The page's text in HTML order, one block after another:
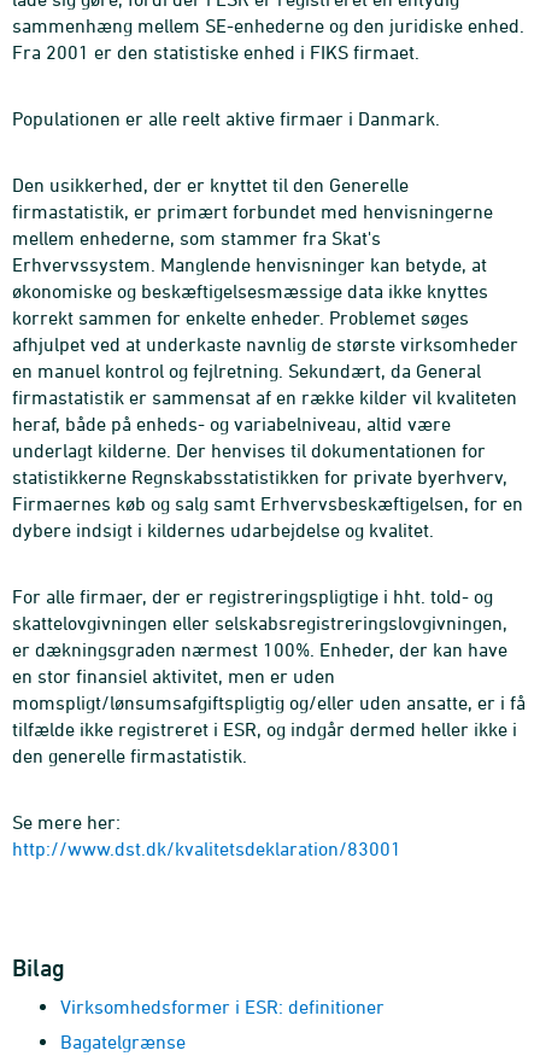
sammenhæng mellem SE-enhederne og den juridiske enhed.
Fra 2001 er den statistiske enhed i FIKS firmaet.
Populationen er alle reelt aktive firmaer i Danmark.
Den usikkerhed, der er knyttet til den Generelle
firmastatistik, er primært forbundet med henvisningerne
mellem enhederne, som stammer fra Skat's
Erhvervssystem. Manglende henvisninger kan betyde, at
økonomiske og beskæftigelsesmæssige data ikke knyttes
korrekt sammen for enkelte enheder. Problemet søges
afhjulpet ved at underkaste navnlig de største virksomheder
en manuel kontrol og fejlretning. Sekundært, da General
firmastatistik er sammensat af en række kilder vil kvaliteten
heraf, både på enheds- og variabelniveau, altid være
underlagt kilderne. Der henvises til dokumentationen for
statistikkerne Regnskabsstatistikken for private byerhverv,
Firmaernes køb og salg samt Erhvervsbeskæftigelsen, for en
dybere indsigt i kildernes udarbejdelse og kvalitet.
For alle firmaer, der er registreringspligtige i hht. told- og
skattelovgivningen eller selskabsregistreringslovgivningen,
er dækningsgraden nærmest 100%. Enheder, der kan have
en stor finansiel aktivitet, men er uden
momspligt/lønsumsafgiftspligtig og/eller uden ansatte, er i få
tilfælde ikke registreret i ESR, og indgår dermed heller ikke i
den generelle firmastatistik.
Se mere her:
http://www.dst.dk/kvalitetsdeklaration/83001
Bilag
Virksomhedsformer i ESR: definitioner
Bagatelgrænse